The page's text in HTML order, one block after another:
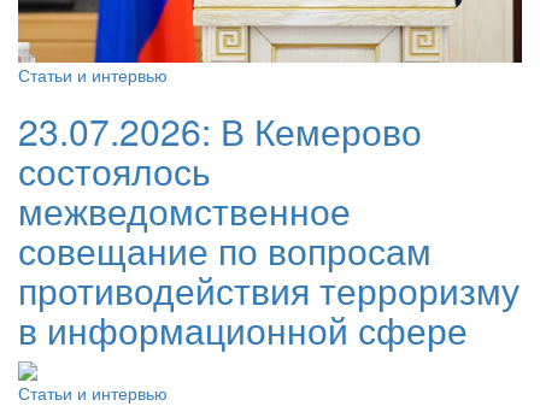
Статьи и интервью
23.07.2026: В Кемерово
состоялось
межведомственное
совещание по вопросам
противодействия терроризму
в информационной сфере
Статьи и интервью